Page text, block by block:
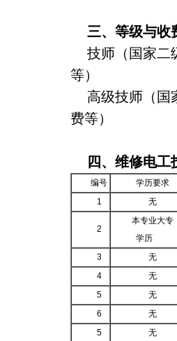
三、等级与收
技师（国家二
等）
高级技师（国
费等）
四、维修
编号
学历要求
1
无
2
本专业大专
学历
3
无
4
无
5
无
6
无
5
无